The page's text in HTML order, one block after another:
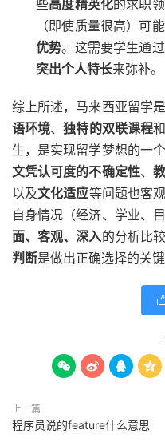
些高度精英化的求职
（即使质量很高）可
优势。这需要学生通过
突出个人特长来弥补。
综上所述，马来西亚留学
语环境、独特的双联课程和
生，是实现留学梦想的一个
文凭认可度的不确定性、
以及文化适应等问题也客
自身情况（经济、学业、
面、客观、深入的分析比较
判断是做出正确选择的关键
   
上一篇
程序员说的feature什么意思